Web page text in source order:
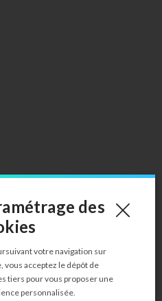
des
votre navigation sur
vous acceptez le dépôt de
tiers pour vous proposer une
personnalisée.